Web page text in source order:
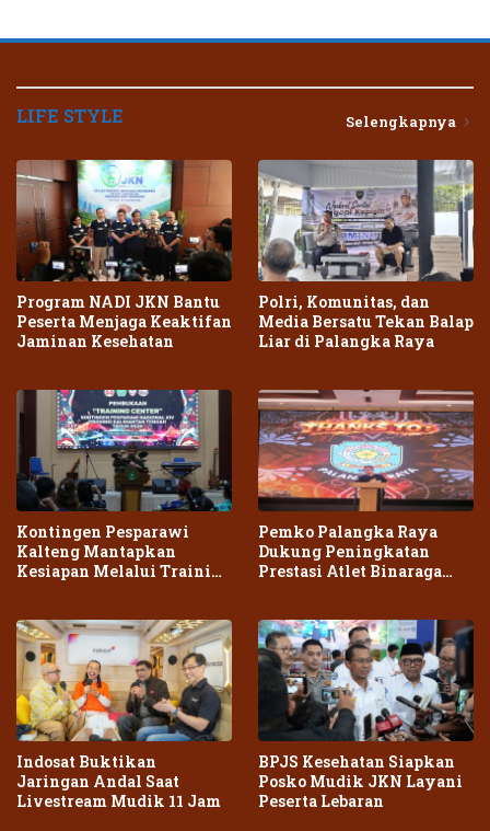
LIFE STYLE Selengkapnya
Program NADI JKN Bantu
Peserta Menjaga Keaktifan
Jaminan Kesehatan
Polri, Komunitas, dan
Media Bersatu Tekan Balap
Liar di Palangka Raya
Kontingen Pesparawi
Kalteng Mantapkan
Kesiapan Melalui Training
Pemko Palangka Raya
Dukung Peningkatan
Prestasi Atlet Binaraga
Indosat Buktikan
Jaringan Andal Saat
Livestream Mudik 11 Jam
BPJS Kesehatan Siapkan
Posko Mudik JKN Layani
Peserta Lebaran